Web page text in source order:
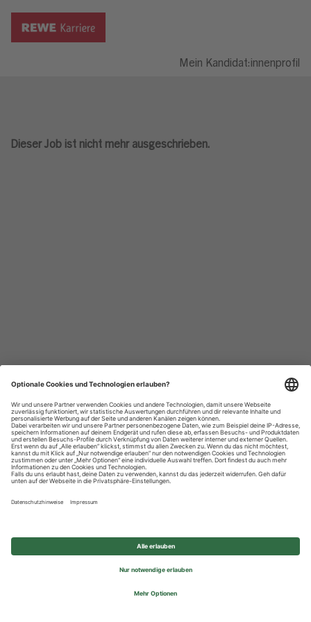
Mein Kandidat:innenprofil
Dieser Job ist nicht mehr ausgeschrieben.
Datenschutzhinweise
Impressum
Privatsphäre-Einstellungen
© 2026 REWE Group - All rights reserved